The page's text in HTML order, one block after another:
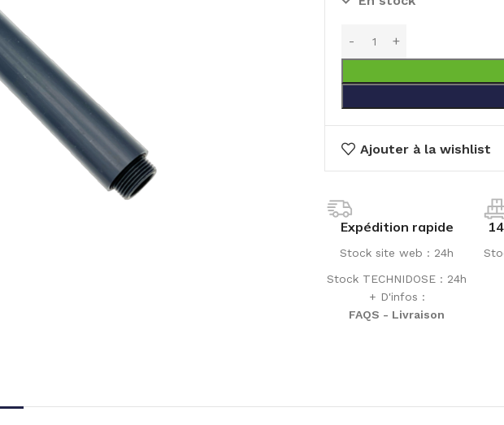
Ajouter à la wishlist
Expédition rapide
Stock site web : 24h
Stock TECHNIDOSE : 24h
+ D'infos :
FAQS - Livraison